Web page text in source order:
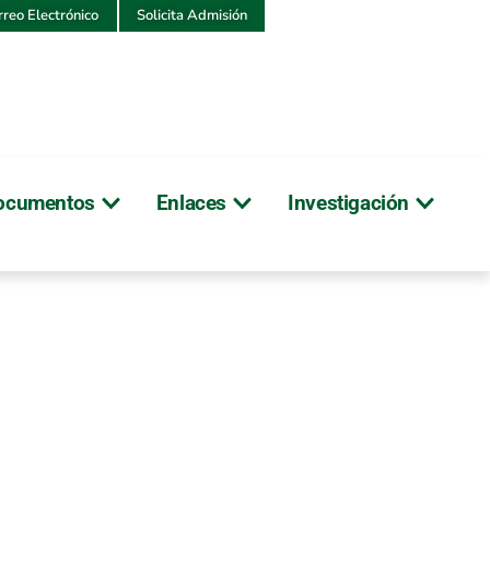
Electrónico Solicita Admisión
Enlaces Investigación